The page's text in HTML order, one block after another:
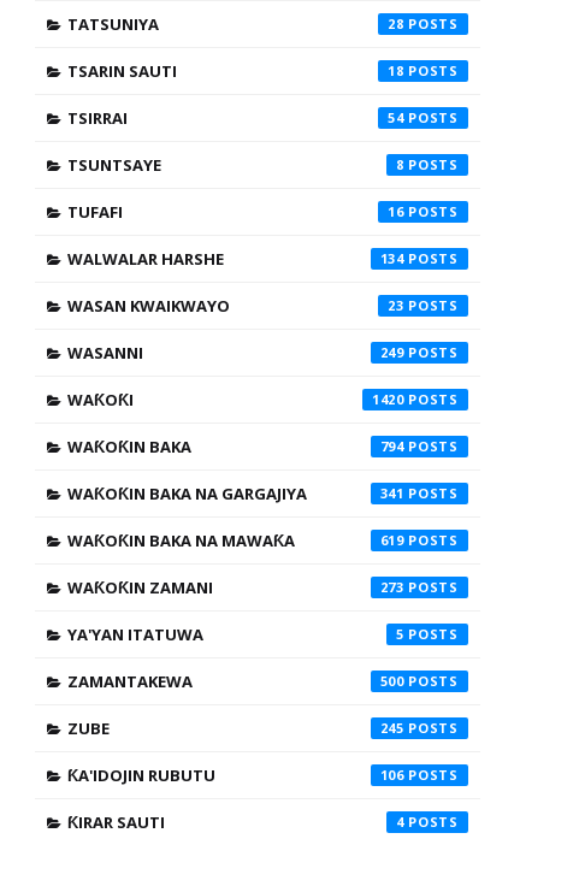
TATSUNIYA 28
TSARIN SAUTI 18
TSIRRAI 54
TSUNTSAYE 8
TUFAFI 16
WALWALAR HARSHE 134
WASAN KWAIKWAYO 23
WASANNI 249
WAƘOƘI 1420
WAƘOƘIN BAKA 794
WAƘOƘIN BAKA NA GARGAJIYA 341
WAƘOƘIN BAKA NA MAWAƘA 619
WAƘOƘIN ZAMANI 273
YA'YAN ITATUWA 5
ZAMANTAKEWA 500
ZUBE 245
ƘA'IDOJIN RUBUTU 106
ƘIRAR SAUTI 4